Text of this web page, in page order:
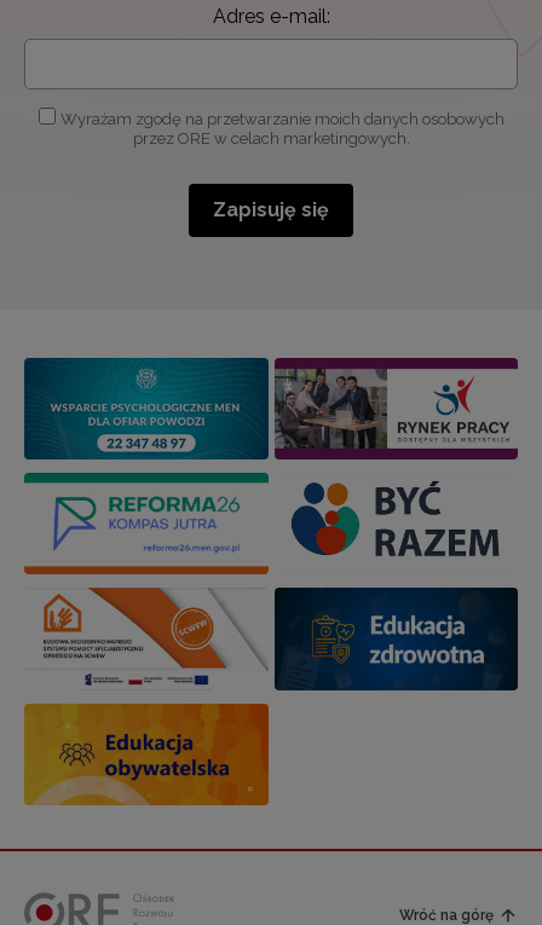
Adres e-mail:
Wyrażam zgodę na przetwarzanie moich danych osobowych
przez ORE w celach marketingowych.
Zapisuję się
Wróć na górę